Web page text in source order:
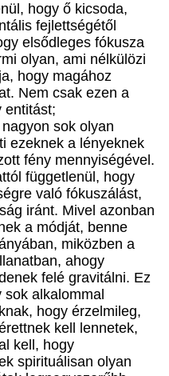
hogy ő kicsoda,
fejlettségétől
elsődleges fókusza
olyan, ami nélkülözi
hogy magához
Nem csak ezen a
entitást;
sok olyan
ezeknek a lényeknek
fény mennyiségével.
függetlenül, hogy
való fókuszálást,
iránt. Mivel azonban
a módját, benne
miközben a
ahogy
felé gravitálni. Ez
alkalommal
hogy érzelmileg,
kell lennetek,
kell, hogy
spirituálisan olyan